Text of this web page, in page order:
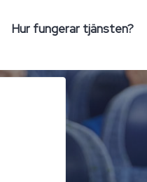
Hur fungerar tjänsten?